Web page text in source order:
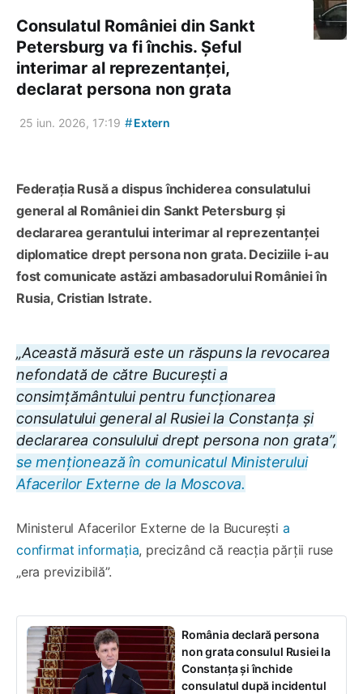
Consulatul României din Sankt
Petersburg va fi închis. Șeful
interimar al reprezentanței,
declarat persona non grata
25 iun. 2026, 17:19 #Extern
Federația Rusă a dispus închiderea consulatului
general al României din Sankt Petersburg și
declararea gerantului interimar al reprezentanței
diplomatice drept persona non grata. Deciziile i-au
fost comunicate astăzi ambasadorului României în
Rusia, Cristian Istrate.
„Această măsură este un răspuns la revocarea
nefondată de către București a
consimțământului pentru funcționarea
consulatului general al Rusiei la Constanța și
declararea consulului drept persona non grata”,
se menționează în comunicatul Ministerului
Afacerilor Externe de la Moscova.
Ministerul Afacerilor Externe de la București a
confirmat informația, precizând că reacția părții ruse
„era previzibilă”.
România declară persona
non grata consulul Rusiei la
Constanța și închide
consulatul după incidentul